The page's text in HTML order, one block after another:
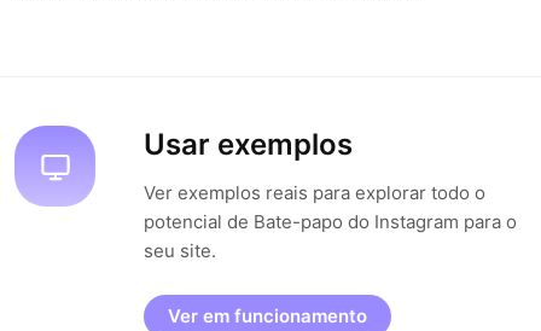
Usar exemplos
Ver exemplos reais para explorar todo o
potencial de Bate-papo do Instagram para o
seu site.
Ver em funcionamento